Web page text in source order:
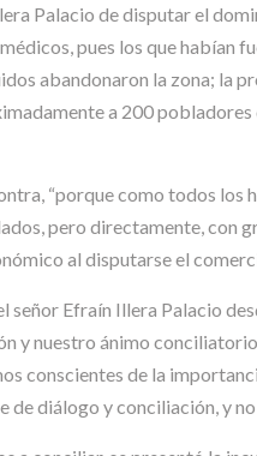
Palacio de disputar el
pues los que
abandonaron la zona; la
a 200
“porque como todos
pero directamente, con
al disputarse el
señor Efraín Illera Palacio
y nuestro ánimo
conscientes de la
diálogo y conciliación, y